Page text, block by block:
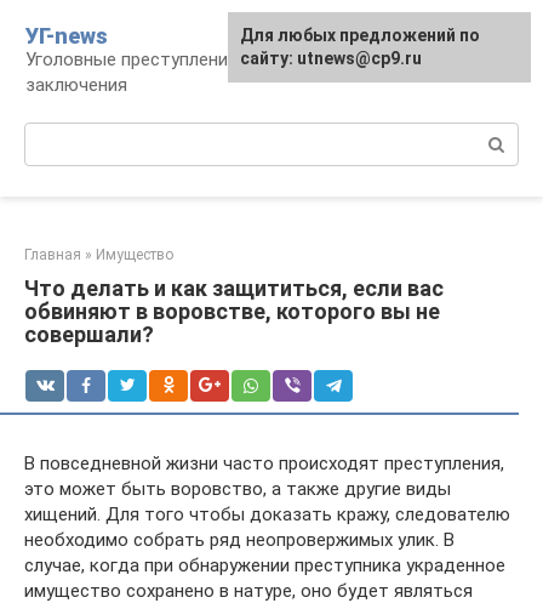
контенту
УГ-news
Уголовные преступления, наказания, места
заключения
Главная » Имущество
Что делать и как защититься, если вас
обвиняют в воровстве, которого вы не
совершали?
В повседневной жизни часто происходят преступления,
это может быть воровство, а также другие виды
хищений. Для того чтобы доказать кражу, следователю
необходимо собрать ряд неопровержимых улик. В
случае, когда при обнаружении преступника украденное
имущество сохранено в натуре, оно будет являться
Для любых предложений по
сайту: utnews@cp9.ru